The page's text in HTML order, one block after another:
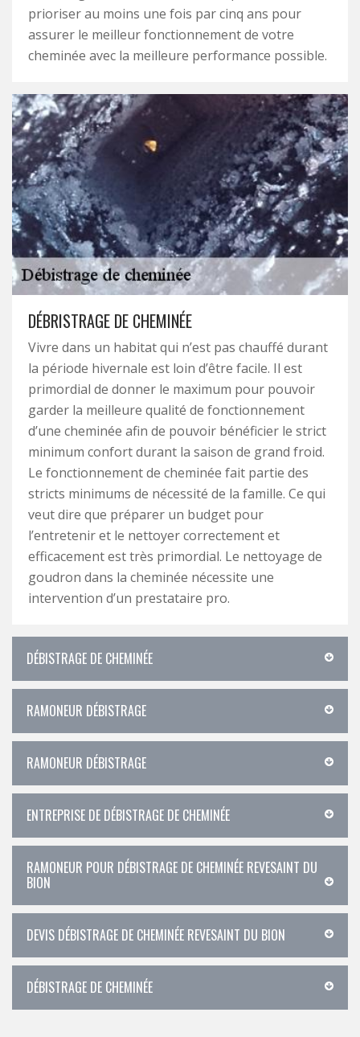
prioriser au moins une fois par cinq ans pour
assurer le meilleur fonctionnement de votre
cheminée avec la meilleure performance possible.
DÉBRISTRAGE DE CHEMINÉE
Vivre dans un habitat qui n’est pas chauffé durant
la période hivernale est loin d’être facile. Il est
primordial de donner le maximum pour pouvoir
garder la meilleure qualité de fonctionnement
d’une cheminée afin de pouvoir bénéficier le strict
minimum confort durant la saison de grand froid.
Le fonctionnement de cheminée fait partie des
stricts minimums de nécessité de la famille. Ce qui
veut dire que préparer un budget pour
l’entretenir et le nettoyer correctement et
efficacement est très primordial. Le nettoyage de
goudron dans la cheminée nécessite une
intervention d’un prestataire pro.
DÉBISTRAGE DE CHEMINÉE
RAMONEUR DÉBISTRAGE
RAMONEUR DÉBISTRAGE
ENTREPRISE DE DÉBISTRAGE DE CHEMINÉE
RAMONEUR POUR DÉBISTRAGE DE CHEMINÉE REVESAINT DU
BION
DEVIS DÉBISTRAGE DE CHEMINÉE REVESAINT DU BION
DÉBISTRAGE DE CHEMINÉE